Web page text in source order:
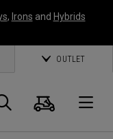
, Irons and Hybrids
OUTLET
Panier